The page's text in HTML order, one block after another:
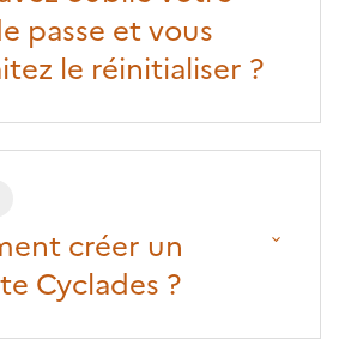
passe et vous
le réinitialiser ?
créer un
Cyclades ?